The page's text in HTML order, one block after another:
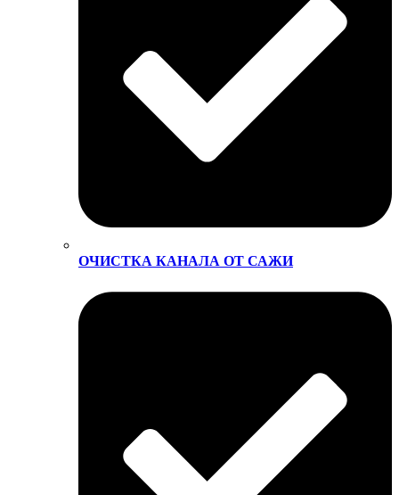
ОЧИСТКА КАНАЛА ОТ САЖИ